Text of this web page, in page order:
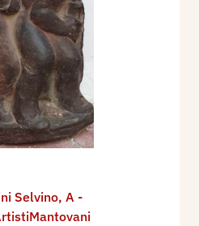
Selvino, A -